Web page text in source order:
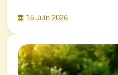
15 Juin 2026